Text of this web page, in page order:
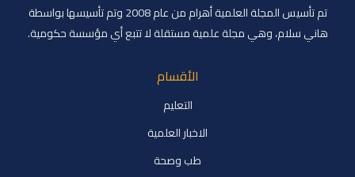
تم تأسيس المجلة العلمية أهرام من عام 2008 وتم تأسيسها بواسطة
هاني سلام، وهي مجلة علمية مستقلة لا تتبع أي مؤسسة حكومية.
الأقسام
التعليم
الاخبار العلمية
طب وصحة